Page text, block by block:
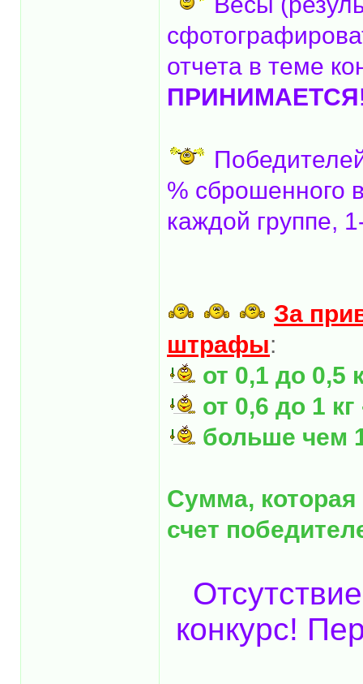
отчета в теме
ПРИНИМАЕТСЯ
% сброшенного
каждой группе,
За
штрафы:
от 0,1 до 0,5
от 0,6 до 1
больше чем
Сумма, которая
счет
конкурс!